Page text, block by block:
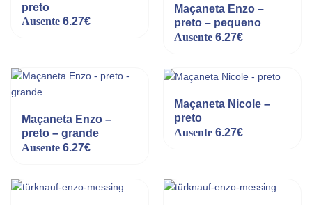
preto
Ausente 6.27€
Maçaneta Enzo –
preto – pequeno
Ausente 6.27€
Maçaneta Enzo –
preto – grande
Ausente 6.27€
Maçaneta Nicole –
preto
Ausente 6.27€